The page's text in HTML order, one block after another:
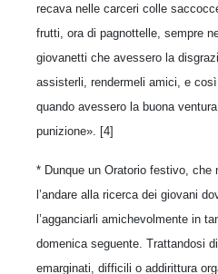
recava nelle carceri colle
frutti, ora di pagnottelle, sempre
giovanetti che avessero la
assisterli, rendermeli amici, e così
quando avessero la buona
punizione». [4]
* Dunque un Oratorio festivo,
l’andare alla ricerca dei giovani
l’agganciarli amichevolmente in
domenica seguente. Trattandosi
emarginati, difficili o addirittura